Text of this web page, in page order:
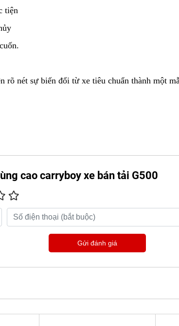
tiện
rõ nét sự biến đổi từ xe tiêu chuẩn thành một
cao carryboy xe bán tải G500
Gửi đánh giá